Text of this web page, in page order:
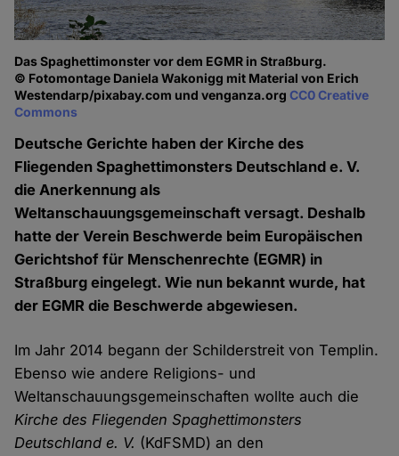
Das Spaghettimonster vor dem EGMR in Straßburg.
© Fotomontage Daniela Wakonigg mit Material von Erich
Westendarp/pixabay.com und venganza.orgCC0 Creative
Commons
Deutsche Gerichte haben der Kirche des
Fliegenden Spaghettimonsters Deutschland e. V.
die Anerkennung als
Weltanschauungsgemeinschaft versagt. Deshalb
hatte der Verein Beschwerde beim Europäischen
Gerichtshof für Menschenrechte (EGMR) in
Straßburg eingelegt. Wie nun bekannt wurde, hat
der EGMR die Beschwerde abgewiesen.
Im Jahr 2014 begann der Schilderstreit von Templin.
Ebenso wie andere Religions- und
Weltanschauungsgemeinschaften wollte auch die
Kirche des Fliegenden Spaghettimonsters
Deutschland e. V. (KdFSMD) an den